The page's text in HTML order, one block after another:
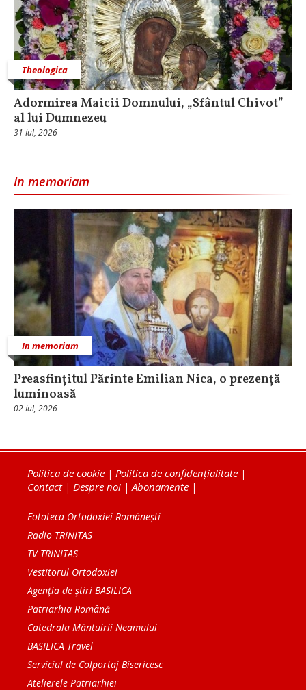
Theologica
Adormirea Maicii Domnului, „Sfântul Chivot”
al lui Dumnezeu
31 Iul, 2026
In memoriam
In memoriam
Preasfințitul Părinte Emilian Nica, o prezență
luminoasă
02 Iul, 2026
Politica de cookie | Politica de confidențialitate |
Contact| Despre noi |Abonamente |
Fototeca Ortodoxiei Românești
Radio TRINITAS
TV TRINITAS
Vestitorul Ortodoxiei
Agenţia de ştiri BASILICA
Patriarhia Română
Catedrala Mântuirii Neamului
BASILICA Travel
Serviciul de Colportaj Bisericesc
Atelierele Patriarhiei